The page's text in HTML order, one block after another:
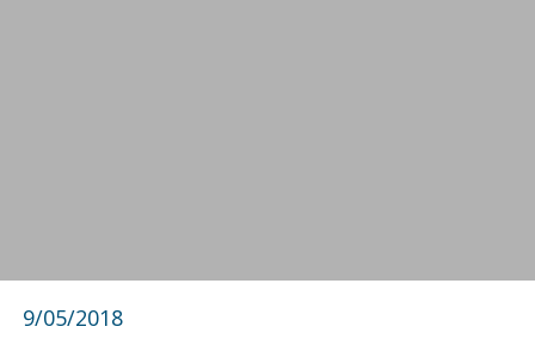
9/05/2018